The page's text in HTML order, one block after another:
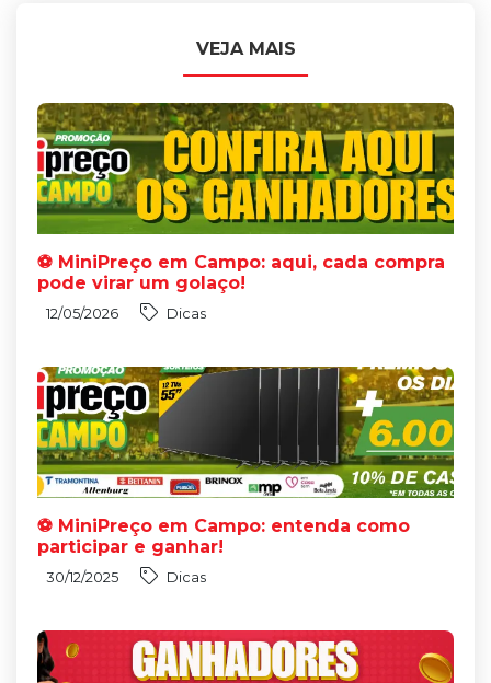
VEJA MAIS
⚽ MiniPreço em Campo: aqui, cada compra
pode virar um golaço!
12/05/2026 Dicas
⚽ MiniPreço em Campo: entenda como
participar e ganhar!
30/12/2025 Dicas